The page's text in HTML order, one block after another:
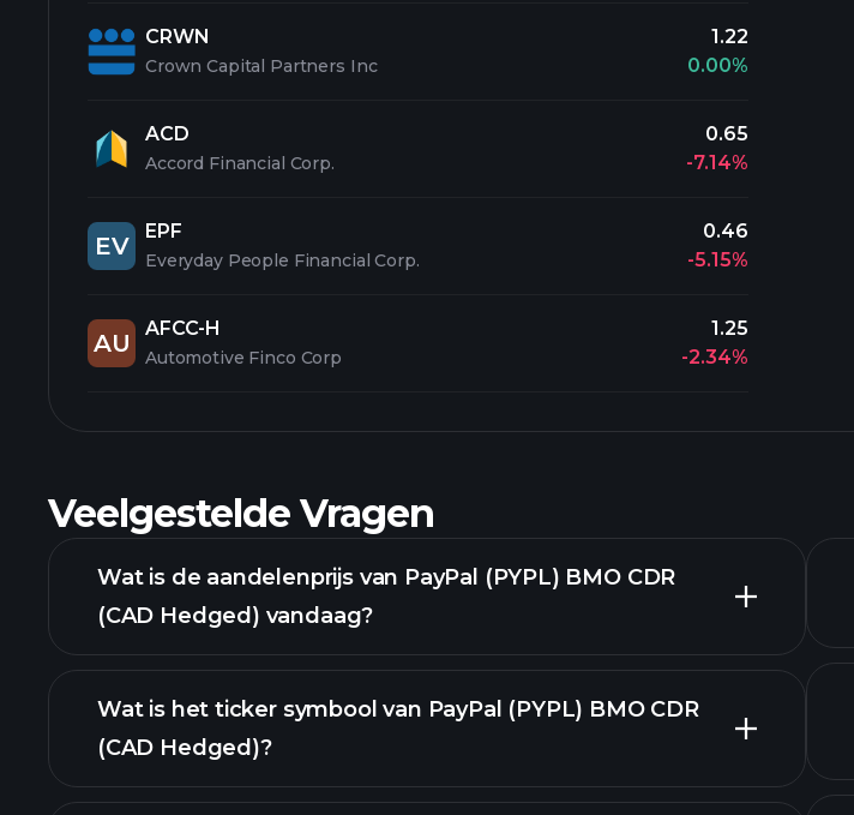
CRWN
Crown Capital Partners Inc
1.22
0.00%
ACD
Accord Financial Corp.
0.65
-7.14%
EV
EPF
Everyday People Financial Corp.
0.46
-5.15%
AU
AFCC-H
Automotive Finco Corp
1.25
-2.34%
Veelgestelde Vragen
Wat is de aandelenprijs van PayPal (PYPL) BMO CDR
(CAD Hedged) vandaag?
Wat is het ticker symbool van PayPal (PYPL) BMO CDR
(CAD Hedged)?